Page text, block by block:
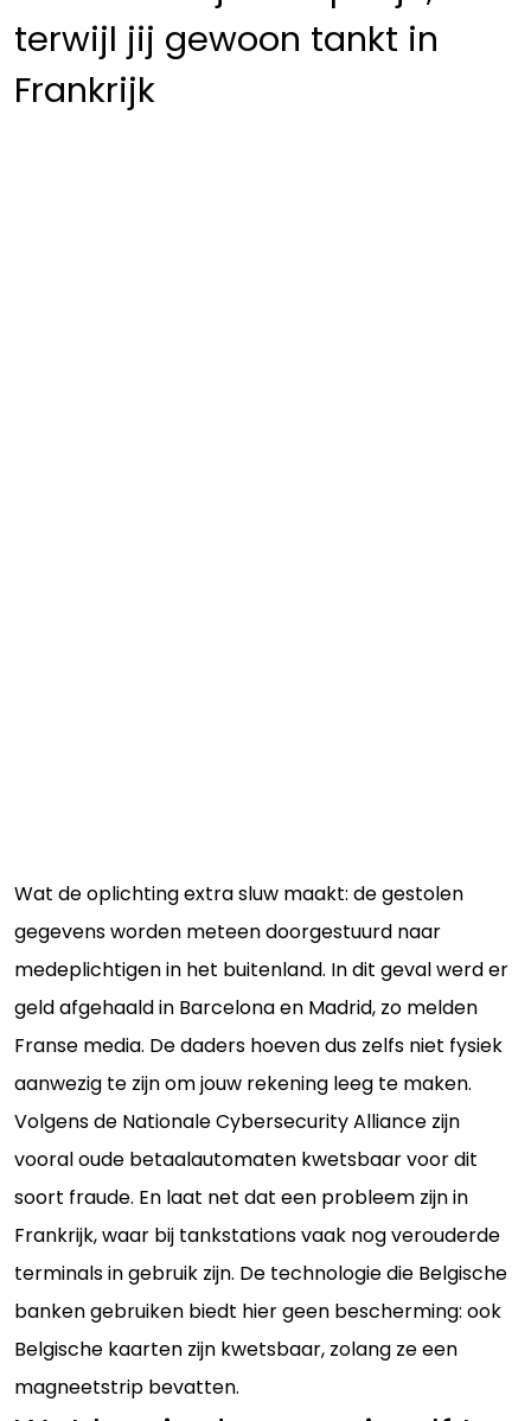
terwijl jij gewoon tankt in
Frankrijk
Wat de oplichting extra sluw maakt: de gestolen
gegevens worden meteen doorgestuurd naar
medeplichtigen in het buitenland. In dit geval werd er
geld afgehaald in Barcelona en Madrid, zo melden
Franse media. De daders hoeven dus zelfs niet fysiek
aanwezig te zijn om jouw rekening leeg te maken.
Volgens de Nationale Cybersecurity Alliance zijn
vooral oude betaalautomaten kwetsbaar voor dit
soort fraude. En laat net dat een probleem zijn in
Frankrijk, waar bij tankstations vaak nog verouderde
terminals in gebruik zijn. De technologie die Belgische
banken gebruiken biedt hier geen bescherming: ook
Belgische kaarten zijn kwetsbaar, zolang ze een
magneetstrip bevatten.